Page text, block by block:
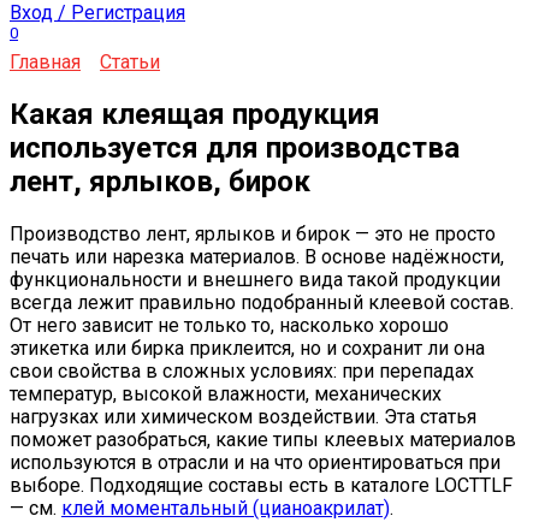
Вход / Регистрация
0
Главная Статьи
Какая клеящая продукция
используется для производства
лент, ярлыков, бирок
Производство лент, ярлыков и бирок — это не просто
печать или нарезка материалов. В основе надёжности,
функциональности и внешнего вида такой продукции
всегда лежит правильно подобранный клеевой состав.
От него зависит не только то, насколько хорошо
этикетка или бирка приклеится, но и сохранит ли она
свои свойства в сложных условиях: при перепадах
температур, высокой влажности, механических
нагрузках или химическом воздействии. Эта статья
поможет разобраться, какие типы клеевых материалов
используются в отрасли и на что ориентироваться при
выборе. Подходящие составы есть в каталоге LOCTTLF
— см. клей моментальный (цианоакрилат).